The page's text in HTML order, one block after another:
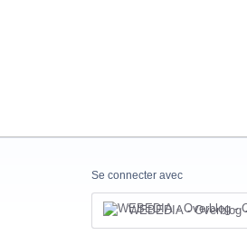
Se connecter avec
WEBEDIA - Overblog